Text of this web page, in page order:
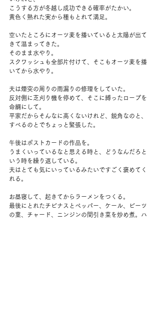
こうする方が冬越し成功できる確率がたかい。
黄色く熟れた実から種もとれて満足。
空いたところにオーツ麦を播いていると太陽が出て
きて温まってきた。
そのまま水やり。
スクワッシュも全部片付けて、そこもオーツ麦を播
いてから水やり。
夫は煙突の周りの雨漏りの修理をしていた。
反対側に芝刈り機を停めて、そこに縛ったロープを
命綱にして。
平家だからそんなに高くないけれど、鋭角なのと、
すべるのとでちょっと緊張した。
午後はポストカードの作品を。
うまくいっているなと思える時と、どうなんだろと
いう時を繰り返している。
夫はとても気にいっているみたいですごく褒めてく
れる。
お昼寝して、起きてからラーメンをつくる。
最後にとれたチビナスとペッパー、ケール、ビーツ
の葉、チャード、ニンジンの間引き菜を炒め煮。ハ